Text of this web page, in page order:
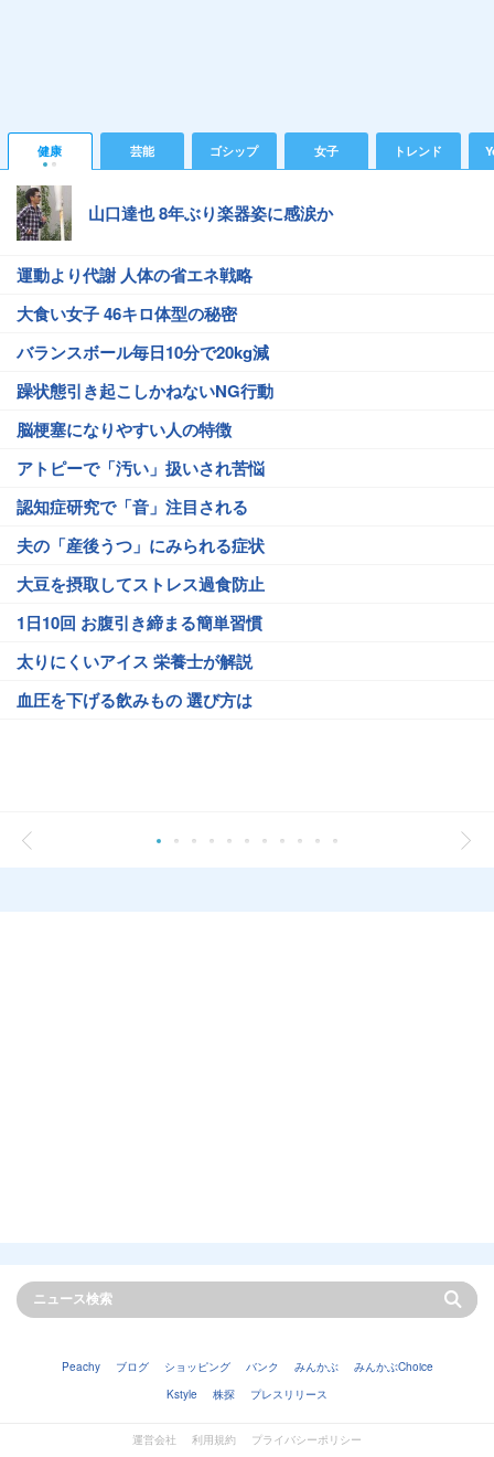
健康 芸能 ゴシップ 女子 トレンド
山口達也 8年ぶり楽器姿に感涙か
運動より代謝 人体の省エネ戦略
大食い女子 46キロ体型の秘密
バランスボール毎日10分で20kg減
躁状態引き起こしかねないNG行動
脳梗塞になりやすい人の特徴
アトピーで「汚い」扱いされ苦悩
認知症研究で「音」注目される
夫の「産後うつ」にみられる症状
大豆を摂取してストレス過食防止
1日10回 お腹引き締まる簡単習慣
太りにくいアイス 栄養士が解説
血圧を下げる飲みもの 選び方は
Peachy ブログ ショッピング バンク みんかぶ
みんかぶChoice
Kstyle
株探 プレスリリース
運営会社 利用規約 プライバシーポリシー